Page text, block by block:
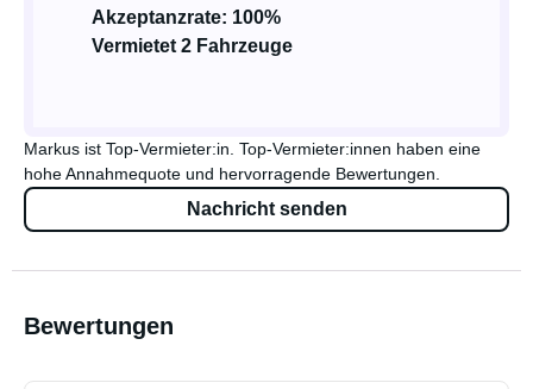
Akzeptanzrate: 100%
Vermietet 2 Fahrzeuge
Markus ist Top-Vermieter:in. Top-Vermieter:innen haben eine
hohe Annahmequote und hervorragende Bewertungen.
Nachricht senden
Bewertungen